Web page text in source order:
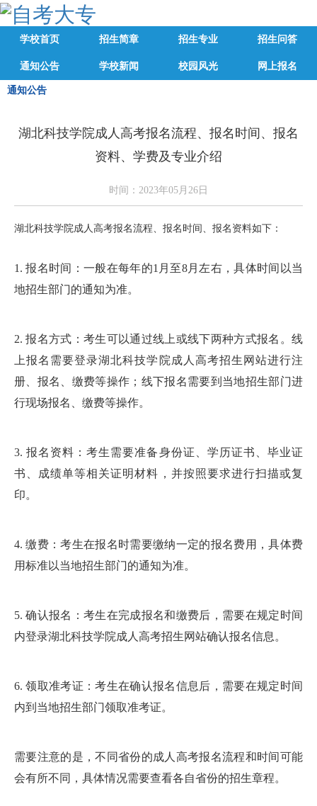
学校首页 招生简章 招生专业 招生问答
通知公告 学校新闻 校园风光 网上报名
通知公告
湖北科技学院成人高考报名流程、报名时间、报名
资料、学费及专业介绍
时间：2023年05月26日
湖北科技学院成人高考报名流程、报名时间、报名资料如下：
1. 报名时间：一般在每年的1月至8月左右，具体时间以当
地招生部门的通知为准。
2. 报名方式：考生可以通过线上或线下两种方式报名。线
上报名需要登录湖北科技学院成人高考招生网站进行注
册、报名、缴费等操作；线下报名需要到当地招生部门进
行现场报名、缴费等操作。
3. 报名资料：考生需要准备身份证、学历证书、毕业证
书、成绩单等相关证明材料，并按照要求进行扫描或复
印。
4. 缴费：考生在报名时需要缴纳一定的报名费用，具体费
用标准以当地招生部门的通知为准。
5. 确认报名：考生在完成报名和缴费后，需要在规定时间
内登录湖北科技学院成人高考招生网站确认报名信息。
6. 领取准考证：考生在确认报名信息后，需要在规定时间
内到当地招生部门领取准考证。
需要注意的是，不同省份的成人高考报名流程和时间可能
会有所不同，具体情况需要查看各自省份的招生章程。